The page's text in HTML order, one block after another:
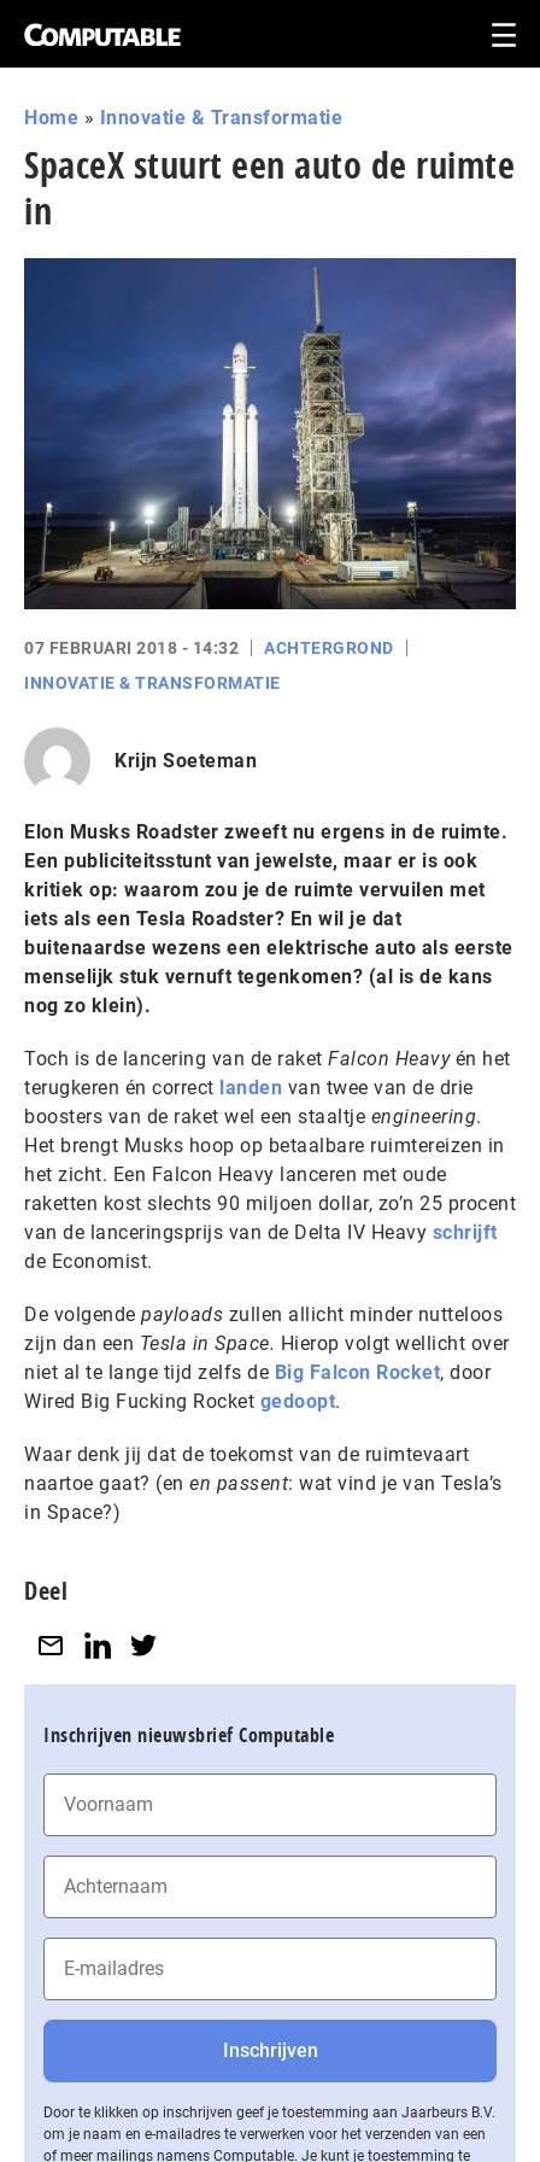
Home » Innovatie & Transformatie
SpaceX stuurt een auto de ruimte
in
07 FEBRUARI 2018 - 14:32
ACHTERGROND
INNOVATIE & TRANSFORMATIE
Krijn Soeteman
Elon Musks Roadster zweeft nu ergens in de ruimte.
Een publiciteitsstunt van jewelste, maar er is ook
kritiek op: waarom zou je de ruimte vervuilen met
iets als een Tesla Roadster? En wil je dat
buitenaardse wezens een elektrische auto als eerste
menselijk stuk vernuft tegenkomen? (al is de kans
nog zo klein).
Toch is de lancering van de raket Falcon Heavyén het
terugkeren én correct landen van twee van de drie
boosters van de raket wel een staaltje engineering.
Het brengt Musks hoop op betaalbare ruimtereizen in
het zicht. Een Falcon Heavy lanceren met oude
raketten kost slechts 90 miljoen dollar, zo’n 25 procent
van de lanceringsprijs van de Delta IV Heavy schrijft
de Economist.
De volgende payloads zullen allicht minder nutteloos
zijn dan een Tesla in Space. Hierop volgt wellicht over
niet al te lange tijd zelfs de Big Falcon Rocket, door
Wired Big Fucking Rocket gedoopt.
Waar denk jij dat de toekomst van de ruimtevaart
naartoe gaat? (en en passent: wat vind je van Tesla’s
in Space?)
Deel
Inschrijven nieuwsbrief Computable
Door te klikken op inschrijven geef je toestemming aan Jaarbeurs B.V.
om je naam en e-mailadres te verwerken voor het verzenden van een
of meer mailings namens Computable. Je kunt je toestemming te